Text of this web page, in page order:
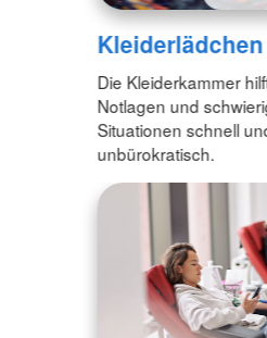
Kleiderlädchen
Die Kleiderkammer
Notlagen und
Situationen schnell
unbürokratisch.